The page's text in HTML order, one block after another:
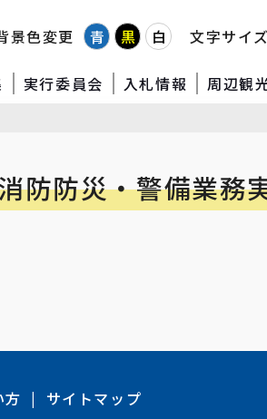
景色変更 青 黒 白 文字サイズ
実行委員会 入札情報 周辺観
防防災・警備業務
方 サイトマップ